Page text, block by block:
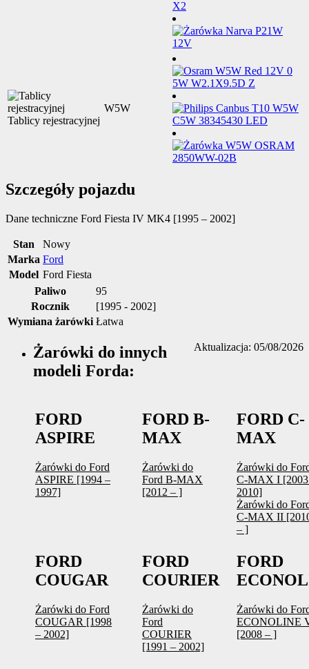
Tablicy rejestracyjnej
W5W
Szczegóły pojazdu
Dane techniczne Ford Fiesta IV MK4 [1995 – 2002]
Stan
Nowy
Marka Ford
Model Ford Fiesta
Paliwo
95
Rocznik
[1995 - 2002]
Wymiana żarówki Łatwa
Aktualizacja: 05/08/2026
Żarówki do innych
modeli Forda:
FORD
ASPIRE
Żarówki do Ford
ASPIRE [1994 –
1997]
FORD B-
MAX
Żarówki do
Ford B-MAX
[2012 – ]
FORD C-
MAX
Żarówki do
C-MAX I
2010]
Żarówki do
C-MAX II
– ]
FORD
COUGAR
Żarówki do Ford
COUGAR [1998
– 2002]
FORD
COURIER
Żarówki do
Ford
COURIER
[1991 – 2002]
FORD
Żarówki do
ECONOLINE
[2008 – ]